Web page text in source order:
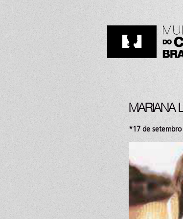
MARIANA
*17 de setembro